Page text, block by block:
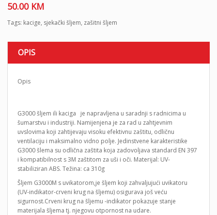
50.00 KM
Tags: kacige, sjekački šljem, zašitni šljem
OPIS
Opis
G3000 šljem ili kaciga je napravljena u saradnji s radnicima u
šumarstvu i industriji. Namijenjena je za rad u zahtjevnim
uvslovima koji zahtijevaju visoku efektivnu zaštitu, odličnu
ventilaciju i maksimalno vidno polje. Jedinstvene karakteristike
G3000 šlema su odlična zaštita koja zadovoljava standard EN 397
i kompatibilnost s 3M zaštitom za uši i oči. Materijal: UV-
stabiliziran ABS. Težina: ca 310g
Šljem G3000M s uvikatorom,je šljem koji zahvaljujući uvikatoru
(UV-indikator-crveni krug na šljemu) osigurava još veću
sigurnost.Crveni krug na šljemu -indikator pokazuje stanje
materijala šljema tj. njegovu otpornost na udare.